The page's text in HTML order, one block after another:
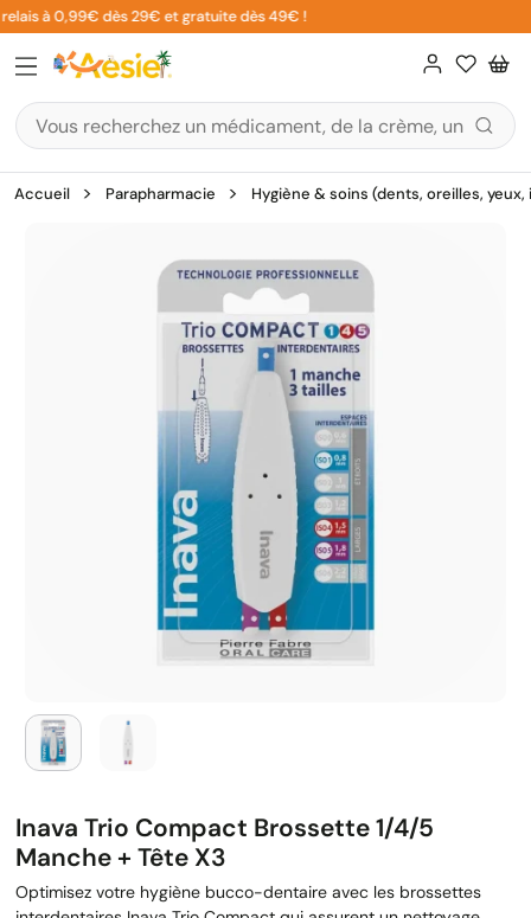
Aller
au
contenu
à 0,99€ dès 29€ et gratuite dès 49€ !
Accueil Parapharmacie Hygiène & soins (dents, oreilles,
Inava Trio Compact Brossette 1/4/5
Manche + Tête X3
Optimisez votre hygiène bucco-dentaire avec les brossettes